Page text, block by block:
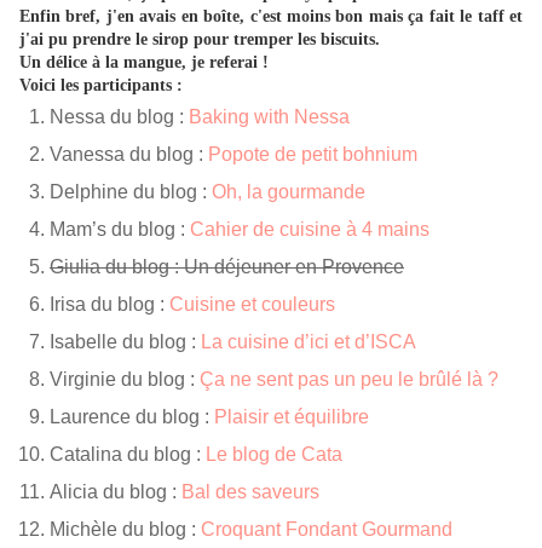
Enfin bref, j'en avais en boîte, c'est moins bon mais ça fait le taff et
j'ai pu prendre le sirop pour tremper les biscuits.
Un délice à la mangue, je referai !
Voici les participants :
Nessa du blog : Baking with Nessa
Vanessa du blog : Popote de petit bohnium
Delphine du blog : Oh, la gourmande
Mam’s du blog : Cahier de cuisine à 4 mains
Giulia du blog : Un déjeuner en Provence
Irisa du blog : Cuisine et couleurs
Isabelle du blog : La cuisine d’ici et d’ISCA
Virginie du blog : Ça ne sent pas un peu le brûlé là ?
Laurence du blog : Plaisir et équilibre
Catalina du blog : Le blog de Cata
Alicia du blog : Bal des saveurs
Michèle du blog : Croquant Fondant Gourmand